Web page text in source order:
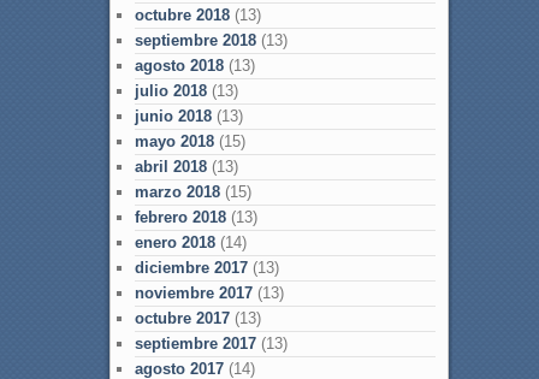
octubre 2018(13)
septiembre 2018(13)
agosto 2018(13)
julio 2018(13)
junio 2018(13)
mayo 2018(15)
abril 2018(13)
marzo 2018(15)
febrero 2018(13)
enero 2018(14)
diciembre 2017(13)
noviembre 2017(13)
octubre 2017(13)
septiembre 2017(13)
agosto 2017(14)